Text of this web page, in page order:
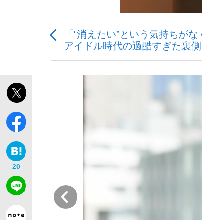
「目標達成できなかったからと言っ
the Style
「“消えたい”という気持ちが
アイドル時代の過酷すぎた裏側
20